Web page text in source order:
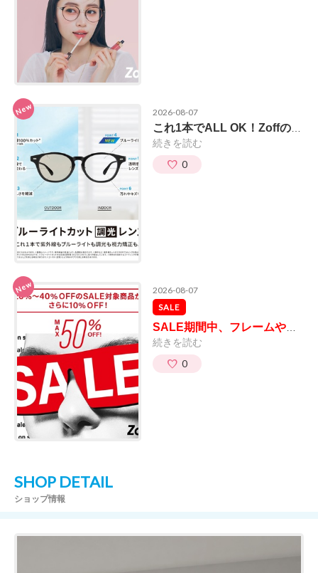
New 2026-08-07
続きを読む
0
New 2026-08-07
SALE
続きを読む
0
SHOP DETAIL
ショップ情報